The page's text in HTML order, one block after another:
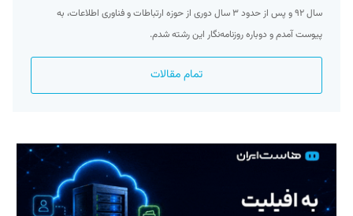
سال ۹۲ و پس از حدود ۳ سال دوری از حوزه ارتباطات و فناوری اطلاعات، به
پیوست آمدم و دوباره روزنامه‌نگار این رشته شدم.
تمام مقالات